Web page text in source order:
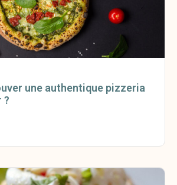
une authentique pizzeria
?